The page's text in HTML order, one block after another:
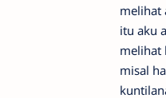
melihat
itu aku
melihat
misal